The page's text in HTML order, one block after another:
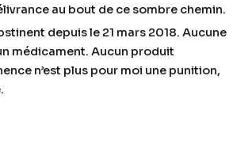
au bout de ce sombre chemin.
depuis le 21 mars 2018. Aucune
médicament. Aucun produit
n’est plus pour moi une punition,